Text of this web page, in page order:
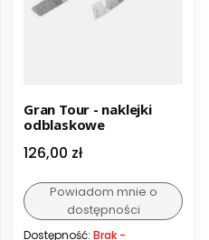
Gran Tour - naklejki
odblaskowe
Cena
126,00 zł
Powiadom mnie o
dostępności
Dostępność: Brak -